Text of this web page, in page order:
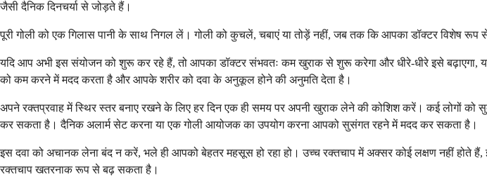
जैसी दैनिक दिनचर्या से जोड़ते हैं।
पूरी गोली को एक गिलास पानी के साथ निगल लें। गोली को कुचलें, चबाएं या तोड़ें नहीं, जब तक कि आपका डॉक्टर विशेष
यदि आप अभी इस संयोजन को शुरू कर रहे हैं, तो आपका डॉक्टर संभवतः कम खुराक से शुरू करेगा और धीरे-धीरे इसे बढ़ाएगा, यह
को कम करने में मदद करता है और आपके शरीर को दवा के अनुकूल होने की अनुमति देता है।
अपने रक्तप्रवाह में स्थिर स्तर बनाए रखने के लिए हर दिन एक ही समय पर अपनी खुराक लेने की कोशिश करें। कई लोगों
कर सकता है। दैनिक अलार्म सेट करना या एक गोली आयोजक का उपयोग करना आपको सुसंगत रहने में मदद कर सकता है।
इस दवा को अचानक लेना बंद न करें, भले ही आपको बेहतर महसूस हो रहा हो। उच्च रक्तचाप में अक्सर कोई लक्षण नहीं
रक्तचाप खतरनाक रूप से बढ़ सकता है।